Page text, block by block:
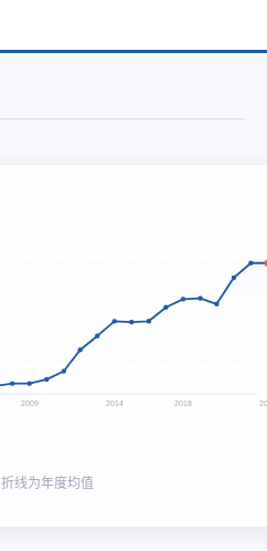
2009 2014 2018
折线为年度均值